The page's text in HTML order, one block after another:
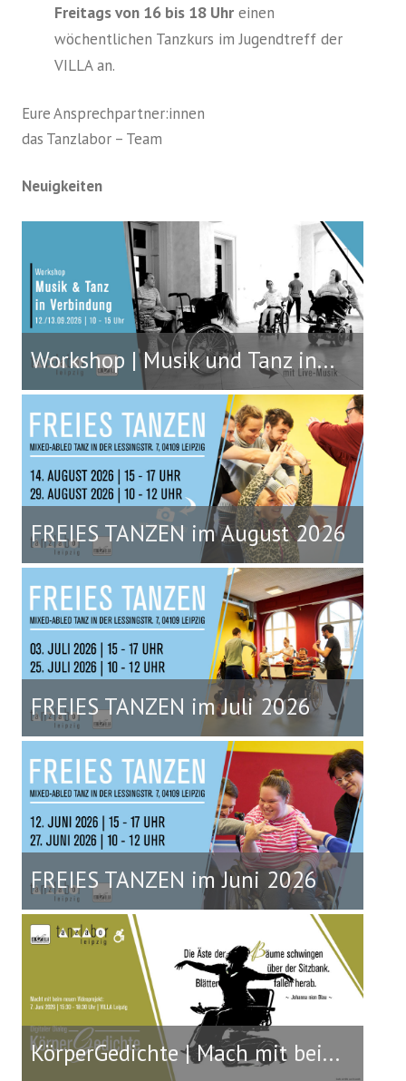
Freitags von 16 bis 18 Uhr einen
wöchentlichen Tanzkurs im Jugendtreff der
VILLA an.
Eure Ansprechpartner:innen
das Tanzlabor – Team
Neuigkeiten
Workshop | Musik und Tanz in...
FREIES TANZEN im August 2026
FREIES TANZEN im Juli 2026
FREIES TANZEN im Juni 2026
KörperGedichte | Mach mit bei...